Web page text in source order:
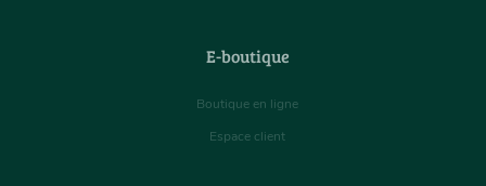
E-boutique
Boutique en ligne
Espace client